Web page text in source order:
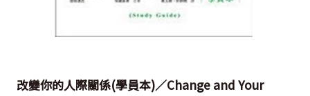
改變你的人際關係(學員本)／Change and Your